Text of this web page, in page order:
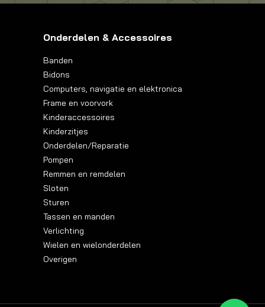
Onderdelen & Accessoires
Banden
Bidons
Computers, navigatie en elektronica
Frame en voorvork
Kinderaccessoires
Kinderzitjes
Onderdelen/Reparatie
Pompen
Remmen en remdelen
Sloten
Sturen
Tassen en manden
Verlichting
Wielen en wielonderdelen
Overigen